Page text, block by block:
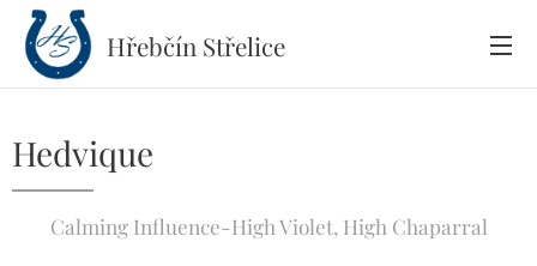
Hřebčín Střelice
Hedvique
Calming Influence-High Violet, High Chaparral